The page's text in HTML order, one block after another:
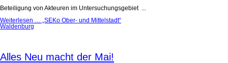
Beteiligung von Akteuren im Untersuchungsgebiet ...
Weiterlesen … „SEKo Ober- und Mittelstadt“
Waldenburg
Alles Neu macht der Mai!